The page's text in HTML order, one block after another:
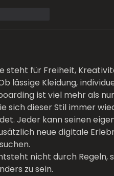
steht für Freiheit,
lässige Kleidung,
ist viel mehr als
sich dieser Stil immer
Jeder kann seinen
neue digitale
nicht durch Regeln,
zu sein.